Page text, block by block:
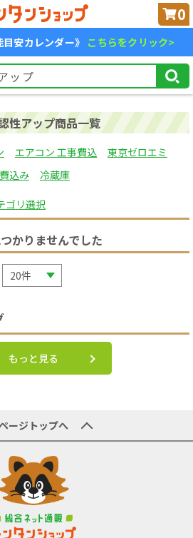
0
安カレンダー》 こちらをクリック>
性アップ商品一覧
エアコン 工事費込
東京ゼロエミ
込み
冷蔵庫
ゴリ選択
かりませんでした
もっと見る
ージトップへ